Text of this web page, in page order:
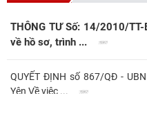
THÔNG TƯ Số: 14/2010/
về hồ sơ, trình ...
QUYẾT ĐỊNH số 867/QĐ -
Yên Về việc ...